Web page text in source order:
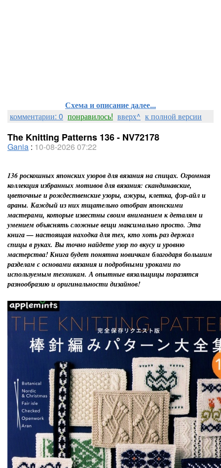
Схема и описание далее...
комментарии: 0 понравилось! вверх^ к полной версии
The Knitting Patterns 136 - NV72178
Gania : 10-08-2026 07:22
136 роскошных японских узоров для вязания на спицах. Огромная
коллекция избранных мотивов для вязания: скандинавские,
цветочные и рождественские узоры, ажуры, клетка, фэр-айл и
араны. Каждый из них тщательно отобран японскими
мастерами, которые известны своим вниманием к деталям и
умением объяснять сложные вещи максимально просто. Эта
книга — настоящая находка для тех, кто хоть раз держал
спицы в руках. Вы точно найдете узор по вкусу и уровню
мастерства! Книга будет понятна новичкам благодаря большим
разделам с основами вязания и подробными уроками по
используемым техникам. А опытные вязальщицы поразятся
разнообразию и оригинальности дизайнов!